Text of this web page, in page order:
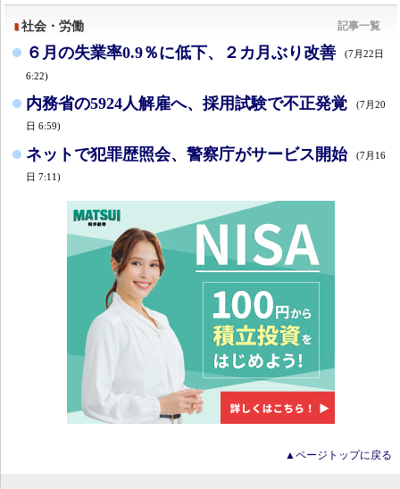
社会・労働 記事一覧
６月の失業率0.9％に低下、２カ月ぶり改善 (7月22日
6:22)
内務省の5924人解雇へ、採用試験で不正発覚
(7月20
日 6:59)
ネットで犯罪歴照会、警察庁がサービス開始
(7月16
日 7:11)
▲ページトップに戻る